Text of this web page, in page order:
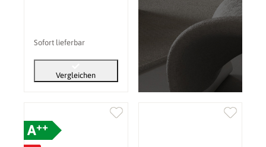
Sofort lieferbar
Vergleichen
A++